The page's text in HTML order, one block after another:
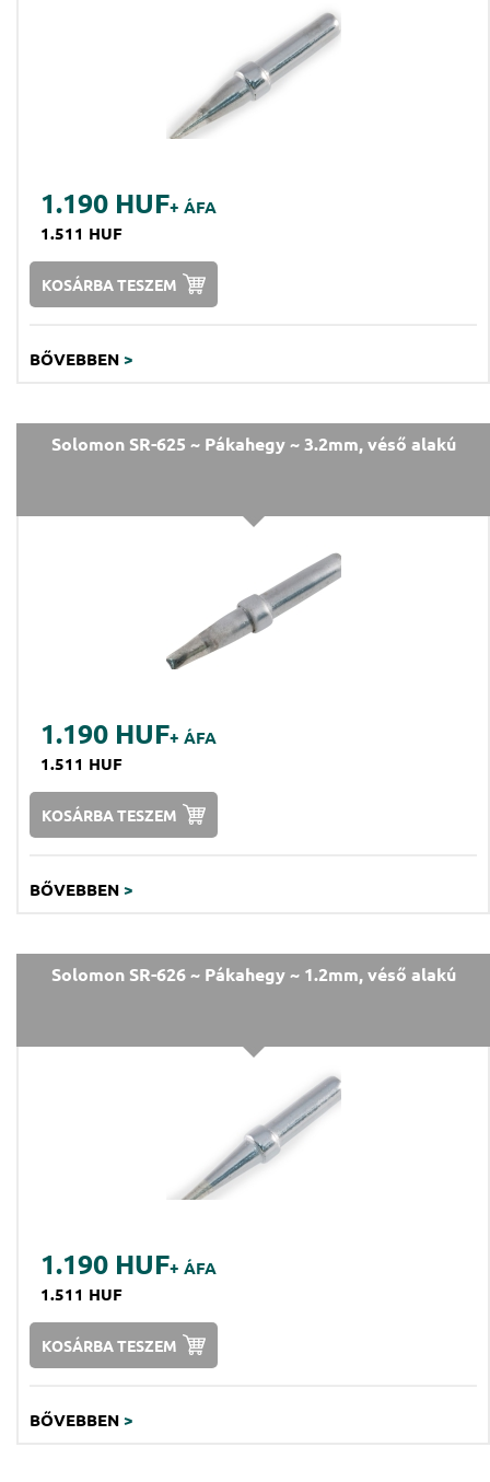
1.190 HUF+ ÁFA
1.511 HUF
KOSÁRBA TESZEM
BŐVEBBEN >
Solomon SR-625 ~ Pákahegy ~ 3.2mm, véső alakú
1.190 HUF+ ÁFA
1.511 HUF
KOSÁRBA TESZEM
BŐVEBBEN >
Solomon SR-626 ~ Pákahegy ~ 1.2mm, véső alakú
1.190 HUF+ ÁFA
1.511 HUF
KOSÁRBA TESZEM
BŐVEBBEN >